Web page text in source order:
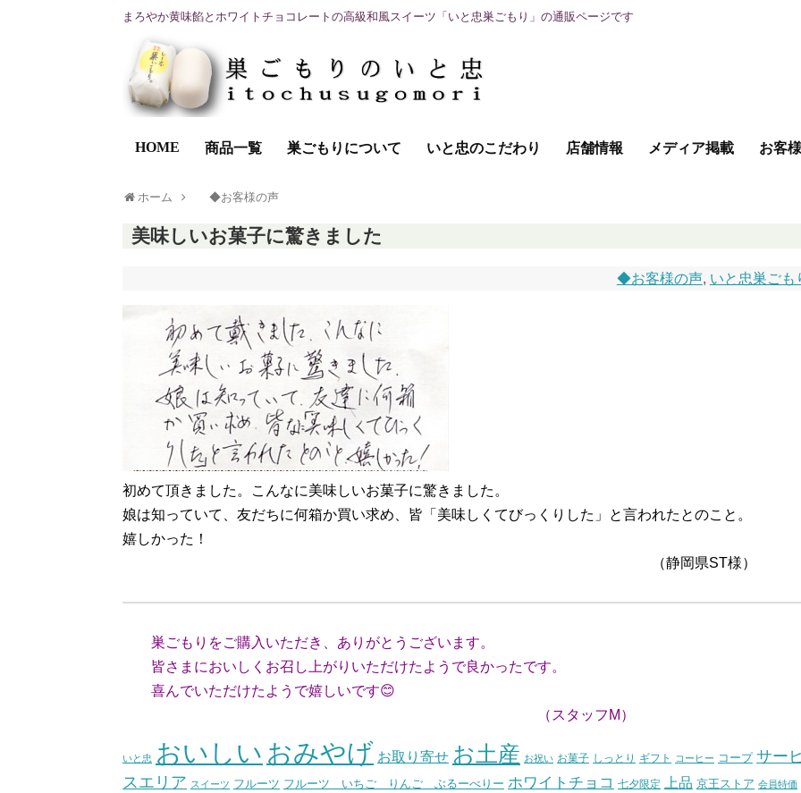
まろやか黄味餡とホワイトチョコレートの高級和風スイーツ「いと忠巣ごもり」の通販ページです
HOME 商品一覧 巣ごもりについて いと忠のこだわり 店舗情報 メディア掲載 お客
ホーム ◆お客様の声
美味しいお菓子に驚きました
◆お客様の声, いと忠巣ごも
初めて頂きました。こんなに美味しいお菓子に驚きました。
娘は知っていて、友だちに何箱か買い求め、皆「美味しくてびっくりした」と言われたとのこと。
嬉しかった！
（静岡県ST様）
巣ごもりをご購入いただき、ありがとうございます。
皆さまにおいしくお召し上がりいただけたようで良かったです。
喜んでいただけたようで嬉しいです😊
（スタッフM）
いと忠 おいしい おみやげ お取り寄せ お土産 お祝い お菓子 しっとり ギフト コーヒー コープ サー
スエリア スイーツ フルーツ フルーツ いちご りんご ぶるーべりー ホワイトチョコ 七夕限定 上品 京王ストア 会員特価